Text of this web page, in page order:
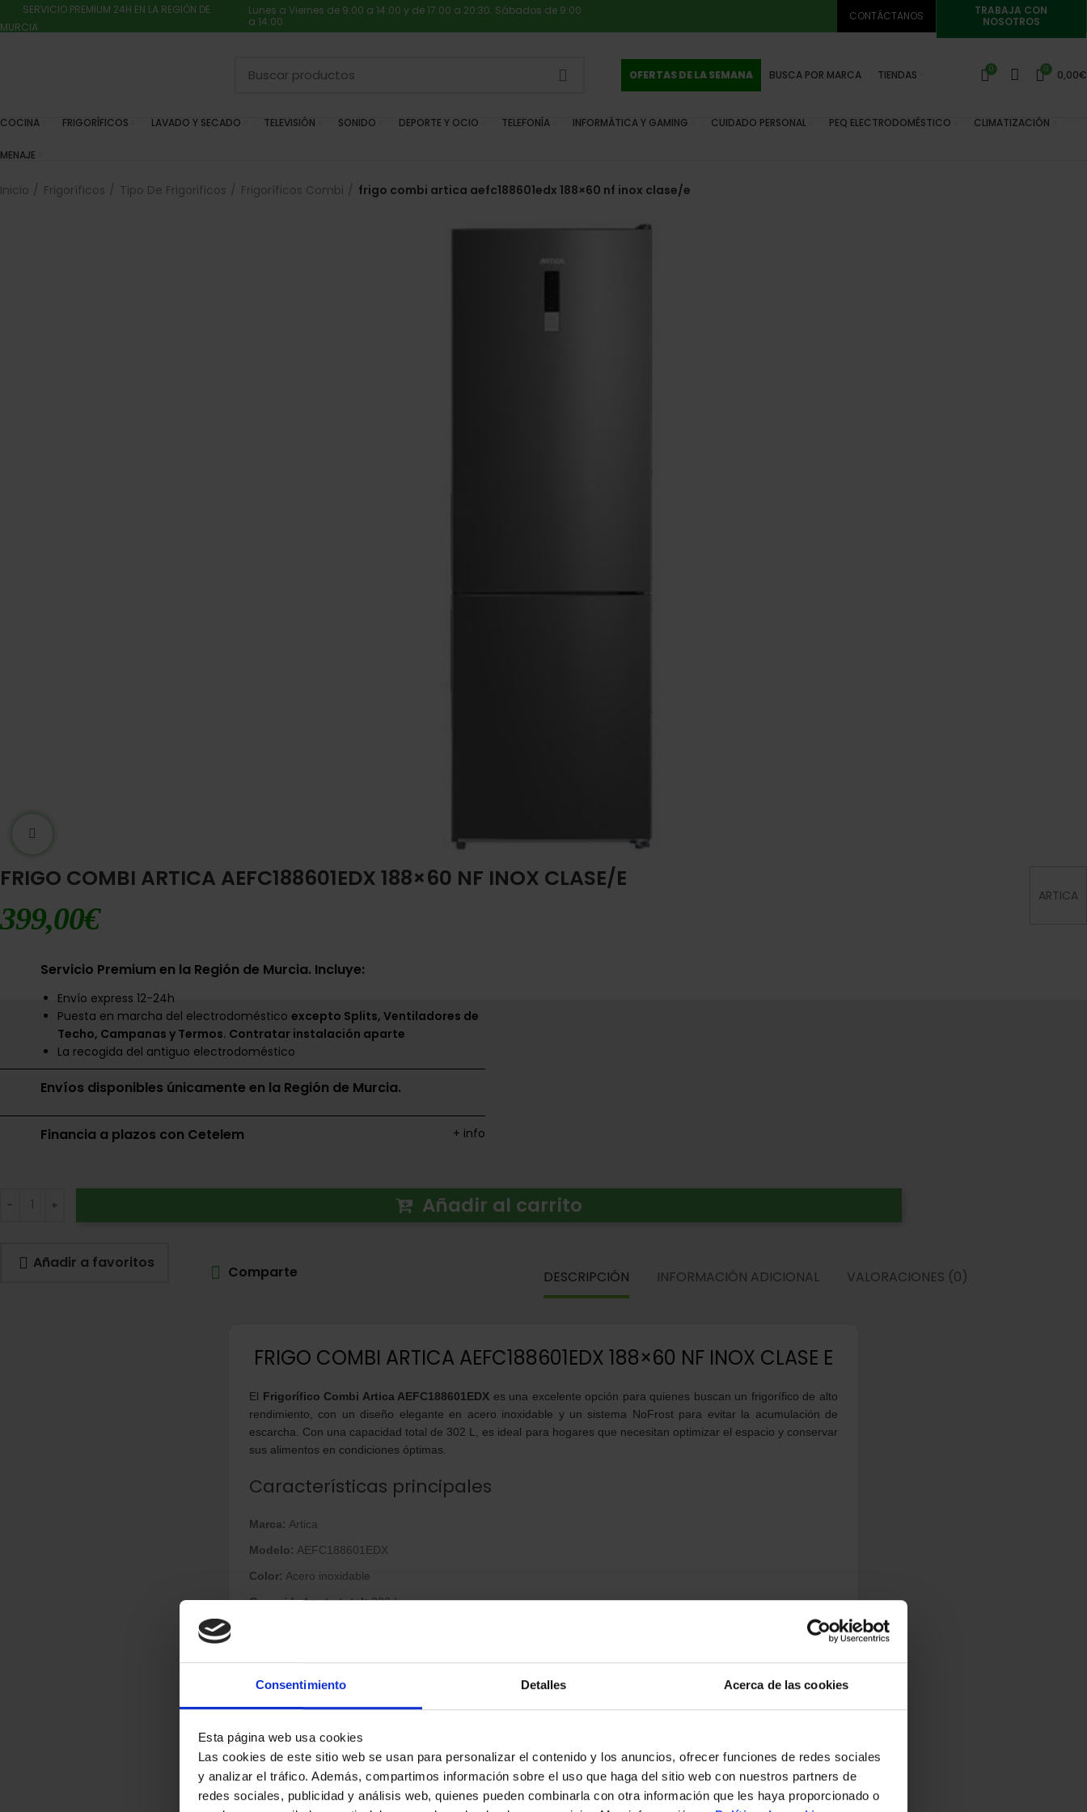
Consentimiento Detalles Acerca de las cookies
Esta página web usa cookies
Las cookies de este sitio web se usan para personalizar el contenido y los anuncios, ofrecer funciones de redes sociales
y analizar el tráfico. Además, compartimos información sobre el uso que haga del sitio web con nuestros partners de
redes sociales, publicidad y análisis web, quienes pueden combinarla con otra información que les haya proporcionado o
SERVICIO PREMIUM 24H EN LA REGIÓN DE
MURCIA
Lunes a Viernes de 9:00 a 14:00 y de 17:00 a 20:30. Sábados de 9:00
a 14:00.
CONTÁCTANOS
TRABAJA CON
NOSOTROS
OFERTAS DE LA SEMANA BUSCA POR MARCA TIENDAS 0 0 0,00€
COCINA FRIGORÍFICOS LAVADO Y SECADO TELEVISIÓN SONIDO DEPORTE Y OCIO TELEFONÍA INFORMÁTICA Y GAMING CUIDADO PERSONAL PEQ ELECTRODOMÉSTICO CLIMATIZACIÓN
MENAJE
Inicio Frigoríficos Tipo De Frigorificos Frigoríficos Combi frigo combi artica aefc188601edx 188×60 nf inox clase/e
ARTICA
FRIGO COMBI ARTICA AEFC188601EDX 188×60 NF INOX CLASE/E
399,00€
Servicio Premium en la Región de Murcia. Incluye:
Envío express 12-24h
Puesta en marcha del electrodoméstico excepto Splits, Ventiladores de
Techo, Campanas y Termos. Contratar instalación aparte
La recogida del antiguo electrodoméstico
Envíos disponibles únicamente en la Región de Murcia.
Financia a plazos con Cetelem + info
Añadir al carrito
Añadir a favoritos
Comparte DESCRIPCIÓN INFORMACIÓN ADICIONAL VALORACIONES (0)
FRIGO COMBI ARTICA AEFC188601EDX 188×60 NF INOX CLASE E
El Frigorífico Combi Artica AEFC188601EDX es una excelente opción para quienes buscan un frigorífico de alto
rendimiento, con un diseño elegante en acero inoxidable y un sistema NoFrost para evitar la acumulación de
escarcha. Con una capacidad total de 302 L, es ideal para hogares que necesitan optimizar el espacio y conservar
sus alimentos en condiciones óptimas.
Características principales
Marca: Artica
Modelo: AEFC188601EDX
Color: Acero inoxidable
Capacidad neta total:302 L
Clase energética:
Consumo energético:0,736 kWh/día
Consumo anual: 269 kWh/año
Nivel de ruido:42 dB
Clase climática:N-ST